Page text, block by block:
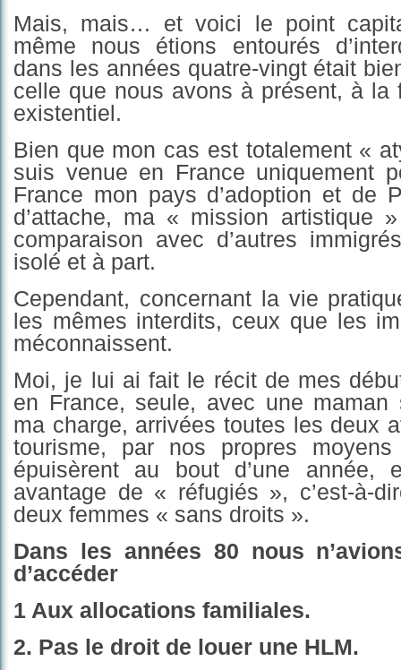
Mais, mais… et voici le point
même nous étions entourés
dans les années quatre-vingt était
celle que nous avons à présent, à la
existentiel.
Bien que mon cas est totalement «
suis venue en France uniquement
France mon pays d’adoption et de
d’attache, ma « mission artistique
comparaison avec d’autres
isolé et à part.
Cependant, concernant la vie
les mêmes interdits, ceux que les
méconnaissent.
Moi, je lui ai fait le récit de mes
en France, seule, avec une maman
ma charge, arrivées toutes les deux
tourisme, par nos propres
épuisèrent au bout d’une année,
avantage de « réfugiés », c’est-à-
deux femmes « sans droits ».
Dans les années 80 nous
d’accéder
1 Aux allocations familiales.
2. Pas le droit de louer une HLM.